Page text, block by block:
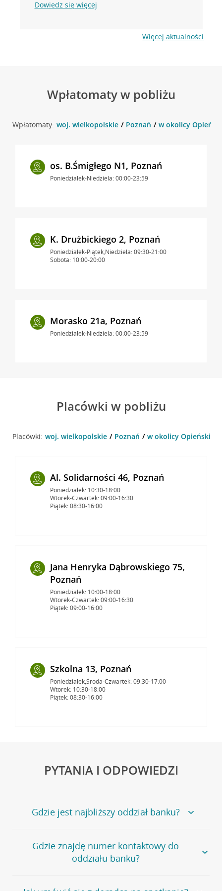
Dowiedz się więcej
Więcej aktualności
Wpłatomaty w pobliżu
Wpłatomaty: woj. wielkopolskie Poznań w okolicy
os. B.Śmigłego N1, Poznań
Poniedziałek-Niedziela: 00:00-23:59
K. Drużbickiego 2, Poznań
Poniedziałek-Piątek,Niedziela: 09:30-21:00
Sobota: 10:00-20:00
Morasko 21a, Poznań
Poniedziałek-Niedziela: 00:00-23:59
Placówki w pobliżu
Placówki: woj. wielkopolskie Poznań w okolicy
Al. Solidarności 46, Poznań
Poniedziałek: 10:30-18:00
Wtorek-Czwartek: 09:00-16:30
Piątek: 08:30-16:00
Jana Henryka Dąbrowskiego 75,
Poznań
Poniedziałek: 10:00-18:00
Wtorek-Czwartek: 09:00-16:30
Piątek: 09:00-16:00
Szkolna 13, Poznań
Poniedziałek,Środa-Czwartek: 09:30-17:00
Wtorek: 10:30-18:00
Piątek: 08:30-16:00
PYTANIA I ODPOWIEDZI
Gdzie jest najbliższy oddział banku?
Jeśli szukasz oddziału naszego banku, zapraszamy na
stronęPlacówki i bankomaty, na której znajduje się
wygodna wyszukiwarka.
oddziałów
Gdzie znajdę numer kontaktowy do
oddziału banku?
Bank Credit Agricole nie udostępnia ogólnego numeru